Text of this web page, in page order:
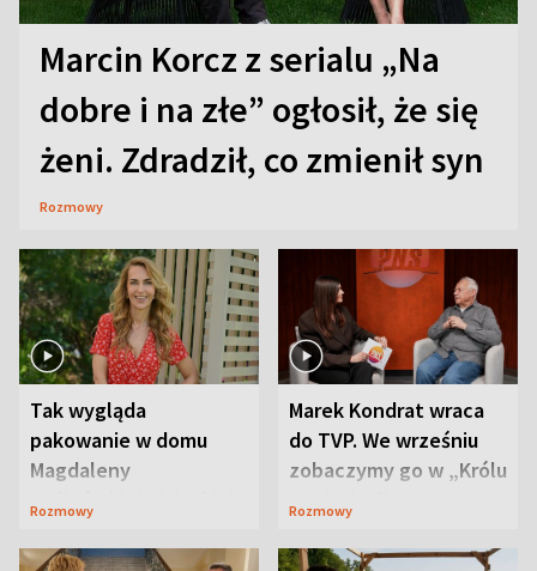
Marcin Korcz z serialu „Na
dobre i na złe” ogłosił, że się
żeni. Zdradził, co zmienił syn
Rozmowy
Tak wygląda
pakowanie w domu
Magdaleny
Waligórskiej-Lisieckiej.
Rozmowy
Marek Kondrat wraca
do TVP. We wrześniu
zobaczymy go w „Królu
Maciusiu I”
Rozmowy